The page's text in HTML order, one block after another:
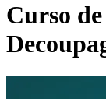
Curso